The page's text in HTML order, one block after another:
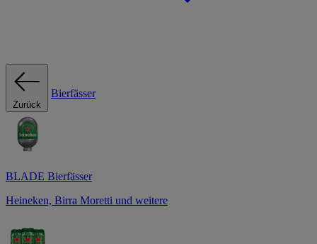
Zurück
Bierfässer
BLADE Bierfässer
Heineken, Birra Moretti und weitere